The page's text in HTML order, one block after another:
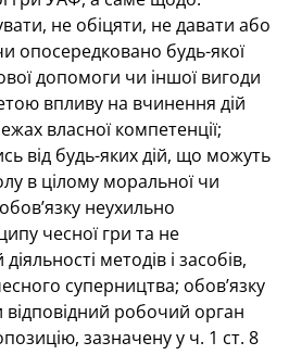
не обіцяти, не давати або
опосередковано будь-якої
допомоги чи іншої вигоди
впливу на вчинення дій
власної компетенції;
від будь-яких дій, що можуть
в цілому моральної чи
неухильно
чесної гри та не
методів і засобів,
суперництва; обов’язку
робочий орган
зазначену у ч. 1 ст. 8